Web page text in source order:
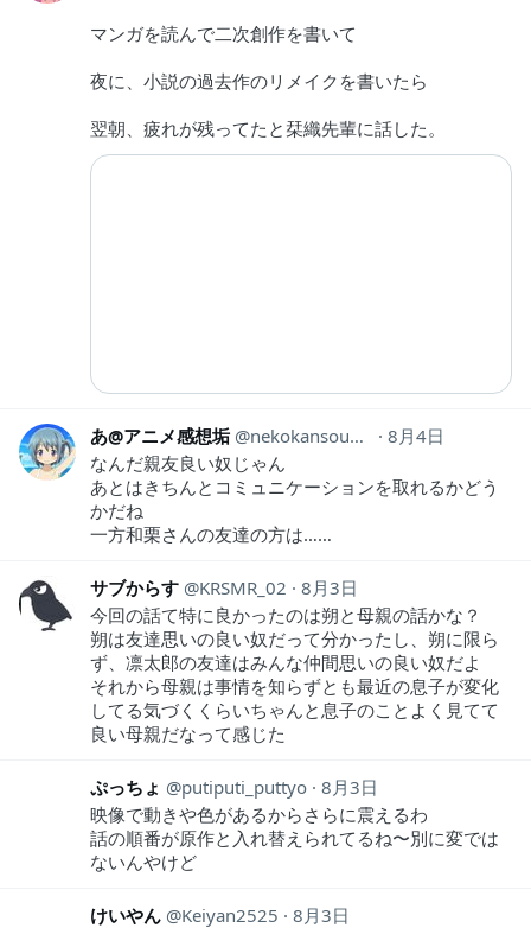
マンガを読んで二次創作を書いて
夜に、小説の過去作のリメイクを書いたら
翌朝、疲れが残ってたと栞織先輩に話した。
あ@アニメ感想垢 nekokansouyox
8月4日
なんだ親友良い奴じゃん
あとはきちんとコミュニケーションを取れるかどう
かだね
一方和栗さんの友達の方は……
サブからす KRSMR_02
8月3日
今回の話て特に良かったのは朔と母親の話かな？
朔は友達思いの良い奴だって分かったし、朔に限ら
ず、凛太郎の友達はみんな仲間思いの良い奴だよ
それから母親は事情を知らずとも最近の息子が変化
してる気づくくらいちゃんと息子のことよく見てて
良い母親だなって感じた
ぷっちょ putiputi_puttyo 8月3日
映像で動きや色があるからさらに震えるわ
話の順番が原作と入れ替えられてるね〜別に変では
ないんやけど
けいやん Keiyan2525
8月3日